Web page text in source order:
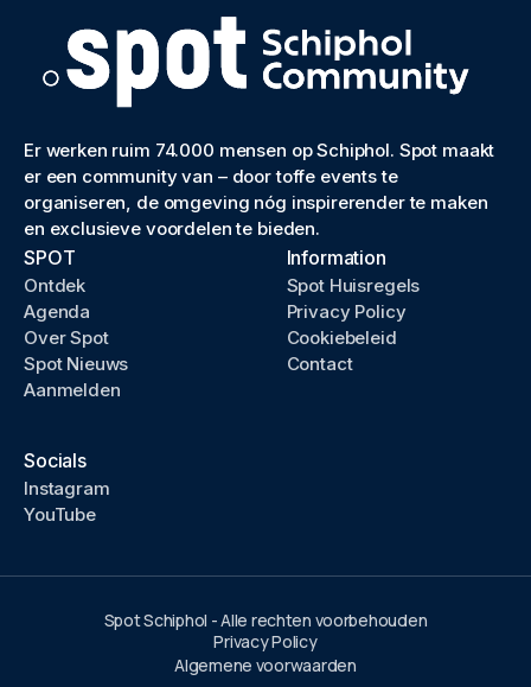
Er werken ruim 74.000 mensen op Schiphol. Spot maakt
er een community van – door toffe events te
organiseren, de omgeving nóg inspirerender te maken
en exclusieve voordelen te bieden.
SPOT
Ontdek
Agenda
Over Spot
Spot Nieuws
Aanmelden
Information
Spot Huisregels
Privacy Policy
Cookiebeleid
Contact
Socials
Instagram
YouTube
Spot Schiphol - Alle rechten voorbehouden
Privacy Policy
Algemene voorwaarden